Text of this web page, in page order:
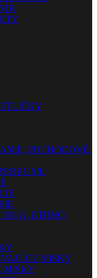
POCHODOVÉ
ETHNO,
MISKY
MISKY